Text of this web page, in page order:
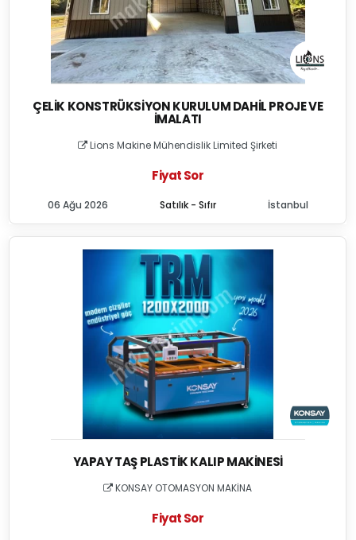
ÇELIK KONSTRÜKSIYON KURULUM DAHIL PROJE VE
İMALATI
Lions Makine Mühendislik Limited Şirketi
Fiyat Sor
Satılık - Sıfır
06 Ağu 2026 İstanbul
YAPAY TAŞ PLASTIK KALIP MAKINESI
KONSAY OTOMASYON MAKİNA
Fiyat Sor